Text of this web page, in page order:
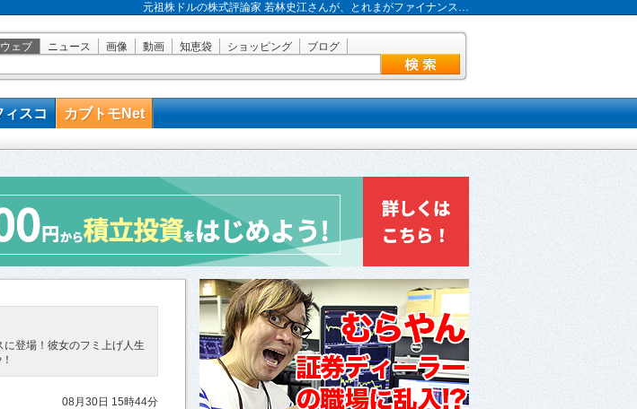
元祖株ドルの株式評論家 若林史江さんが、とれまがファイナンス…
ウェブ ニュース 画像 動画 知恵袋 ショッピング ブログ
ィスコ カブトモNet
登場！彼女のフミ上げ人生
08月30日 15時44分